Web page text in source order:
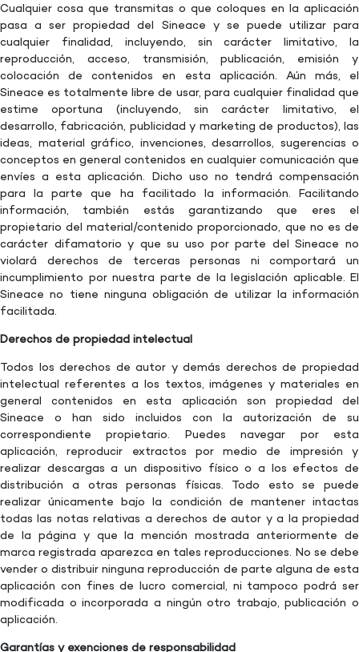
Cualquier cosa que transmitas o que coloques en la aplicación
pasa a ser propiedad del Sineace y se puede utilizar para
cualquier finalidad, incluyendo, sin carácter limitativo, la
reproducción, acceso, transmisión, publicación, emisión y
colocación de contenidos en esta aplicación. Aún más, el
Sineace es totalmente libre de usar, para cualquier finalidad que
estime oportuna (incluyendo, sin carácter limitativo, el
desarrollo, fabricación, publicidad y marketing de productos), las
ideas, material gráfico, invenciones, desarrollos, sugerencias o
conceptos en general contenidos en cualquier comunicación que
envíes a esta aplicación. Dicho uso no tendrá compensación
para la parte que ha facilitado la información. Facilitando
información, también estás garantizando que eres el
propietario del material/contenido proporcionado, que no es de
carácter difamatorio y que su uso por parte del Sineace no
violará derechos de terceras personas ni comportará un
incumplimiento por nuestra parte de la legislación aplicable. El
Sineace no tiene ninguna obligación de utilizar la información
facilitada.
Derechos de propiedad intelectual
Todos los derechos de autor y demás derechos de propiedad
intelectual referentes a los textos, imágenes y materiales en
general contenidos en esta aplicación son propiedad del
Sineace o han sido incluidos con la autorización de su
correspondiente propietario. Puedes navegar por esta
aplicación, reproducir extractos por medio de impresión y
realizar descargas a un dispositivo físico o a los efectos de
distribución a otras personas físicas. Todo esto se puede
realizar únicamente bajo la condición de mantener intactas
todas las notas relativas a derechos de autor y a la propiedad
de la página y que la mención mostrada anteriormente de
marca registrada aparezca en tales reproducciones. No se debe
vender o distribuir ninguna reproducción de parte alguna de esta
aplicación con fines de lucro comercial, ni tampoco podrá ser
modificada o incorporada a ningún otro trabajo, publicación o
aplicación.
Garantías y exenciones de responsabilidad